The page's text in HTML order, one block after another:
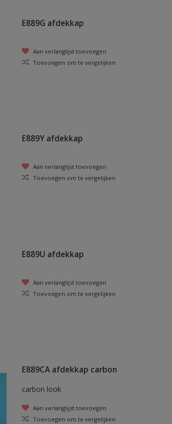
E889G afdekkap
Aan verlanglijst toevoegen
Toevoegen om te vergelijken
E889Y afdekkap
Aan verlanglijst toevoegen
Toevoegen om te vergelijken
E889U afdekkap
Aan verlanglijst toevoegen
Toevoegen om te vergelijken
E889CA afdekkap carbon
carbon look
Aan verlanglijst toevoegen
Toevoegen om te vergelijken